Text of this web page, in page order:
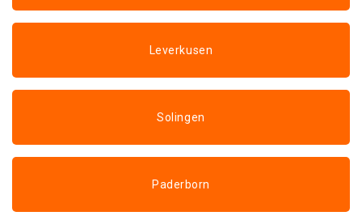
Leverkusen
Solingen
Paderborn